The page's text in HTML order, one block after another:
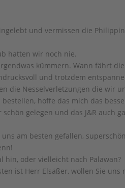
und vermissen die
hatten wir noch nie.
kümmern. Wann fährt
und trotzdem
die Nesselverletzungen die wir
hoffe das mich das
schön gelegen und das J&R auch
uns am besten gefallen,
hin, oder vielleicht nach Palawan?
ist Herr Elsäßer, wollen Sie